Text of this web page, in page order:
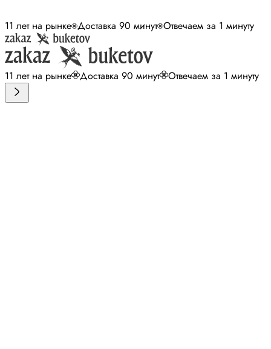
11 лет на рынке Доставка 90 минут Отвечаем за 1 минуту
11 лет на рынке Доставка 90 минут Отвечаем за 1 минуту